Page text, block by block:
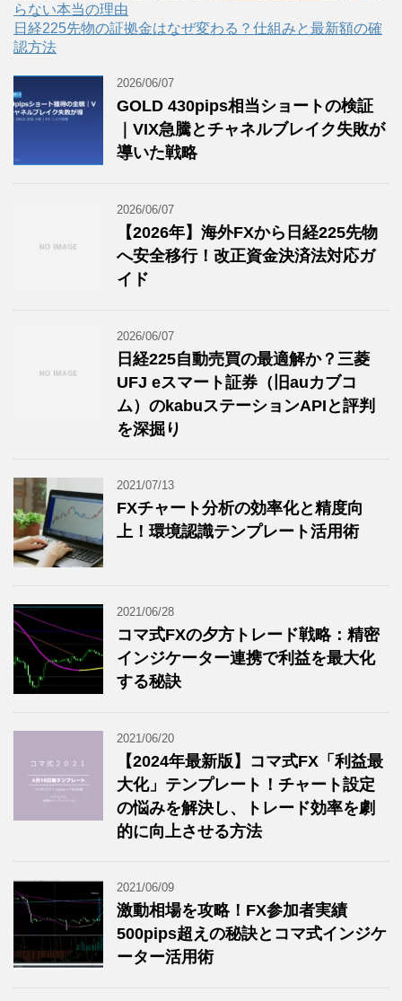
らない本当の理由
日経225先物の証拠金はなぜ変わる？仕組みと最新額の確
認方法
2026/06/07
GOLD 430pips相当ショートの検証
｜VIX急騰とチャネルブレイク失敗が
導いた戦略
2026/06/07
【2026年】海外FXから日経225先物
へ安全移行！改正資金決済法対応ガ
イド
2026/06/07
日経225自動売買の最適解か？三菱
UFJ eスマート証券（旧auカブコ
ム）のkabuステーションAPIと評判
を深掘り
2021/07/13
FXチャート分析の効率化と精度向
上！環境認識テンプレート活用術
2021/06/28
コマ式FXの夕方トレード戦略：精密
インジケーター連携で利益を最大化
する秘訣
2021/06/20
【2024年最新版】コマ式FX「利益最
大化」テンプレート！チャート設定
の悩みを解決し、トレード効率を劇
的に向上させる方法
2021/06/09
激動相場を攻略！FX参加者実績
500pips超えの秘訣とコマ式インジケ
ーター活用術